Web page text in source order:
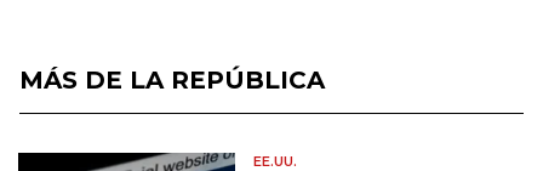
MÁS DE LA REPÚBLICA
EE.UU.